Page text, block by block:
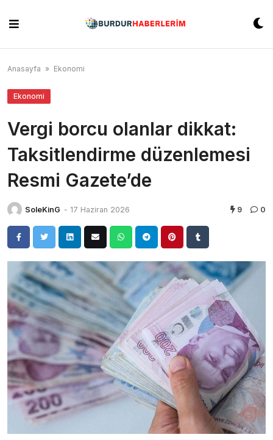
content
Anasayfa » Ekonomi
Ekonomi
Vergi borcu olanlar dikkat:
Taksitlendirme düzenlemesi
Resmi Gazete’de
SoleKinG - 17 Haziran 2026 9 0